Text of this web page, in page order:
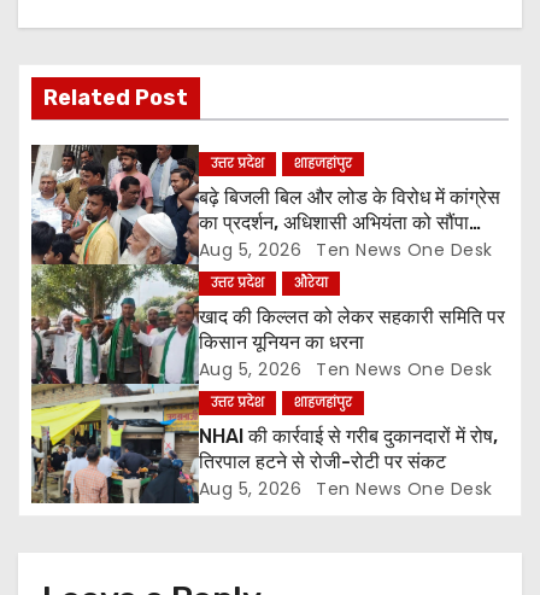
v
g
a
t
i
o
n
Related Post
उत्तर प्रदेश शाहजहांपुर
बढ़े बिजली बिल और लोड के विरोध में कांग्रेस
का प्रदर्शन, अधिशासी अभियंता को सौंपा
ज्ञापन
Aug 5, 2026 Ten News One Desk
उत्तर प्रदेश औरेया
खाद की किल्लत को लेकर सहकारी समिति पर
किसान यूनियन का धरना
Aug 5, 2026 Ten News One Desk
उत्तर प्रदेश शाहजहांपुर
NHAI की कार्रवाई से गरीब दुकानदारों में रोष,
तिरपाल हटने से रोजी-रोटी पर संकट
Aug 5, 2026 Ten News One Desk